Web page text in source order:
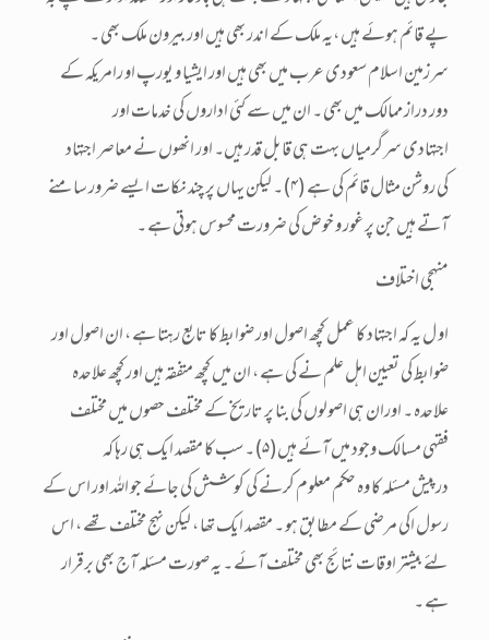
پے قائم ہوئے ہیں ،یہ ملک کے اندر بھی ہیں اور بیرون ملک بھی ۔
سرزمین اسلام سعودی عرب میں بھی ہیں اور ایشیا و یورپ او رامریکہ کے
دور دراز ممالک میں بھی ۔ ان میں سے کئی اداروں کی خدمات اور
اجتہادی سرگرمیاں بہت ہی قابل قدر ہیں۔ اور انھوں نے معاصر اجتہاد
کی روشن مثال قائم کی ہے (۴)۔ لیکن یہاں پر چند نکات ایسے ضرور سامنے
آتے ہیں جن پر غور و خوض کی ضرورت محسوس ہوتی ہے ۔
منہجی اختلاف
او ل یہ کہ اجتہاد کا عمل کچھ اصول اور ضوابط کا تابع رہتا ہے ، ان اصول اور
ضوابط کی تعیین اہل علم نے کی ہے ، ان میں کچھ متفقہ ہیں اور کچھ علاحدہ
علاحدہ ۔ اوران ہی اصولوں کی بنا پر تاریخ کے مختلف حصوں میں مختلف
فقہی مسالک وجود میں آئے ہیں(۵)۔ سب کا مقصد ایک ہی رہا کہ
درپیش مسئلہ کا وہ حکم معلوم کرنے کی کوشش کی جائے جو اللہ اور اس کے
رسول اکی مرضی کے مطابق ہو ۔ مقصد ایک تھا ، لیکن نہج مختلف تھے ، اس
لئے بیشتر اوقات نتائج بھی مختلف آئے ۔ یہ صورت مسئلہ آج بھی برقرار
ہے ۔